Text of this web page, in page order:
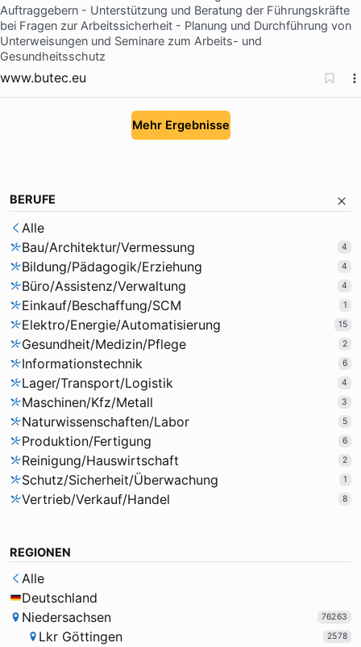
Auftraggebern - Unterstützung und Beratung der Führungskräfte
bei Fragen zur Arbeitssicherheit - Planung und Durchführung von
Unterweisungen und Seminare zum Arbeits- und
Gesundheitsschutz
www.butec.eu
Mehr Ergebnisse
BERUFE
Alle
Bau/Architektur/Vermessung
4
Bildung/Pädagogik/Erziehung 4
Büro/Assistenz/Verwaltung 4
Einkauf/Beschaffung/SCM 1
Elektro/Energie/Automatisierung 15
Gesundheit/Medizin/Pflege 2
Informationstechnik 6
Lager/Transport/Logistik 4
Maschinen/Kfz/Metall 3
Naturwissenschaften/Labor 5
Produktion/Fertigung 6
Reinigung/Hauswirtschaft 2
Schutz/Sicherheit/Überwachung 1
Vertrieb/Verkauf/Handel 8
REGIONEN
Alle
Deutschland
Niedersachsen
76263
Lkr Göttingen 2578